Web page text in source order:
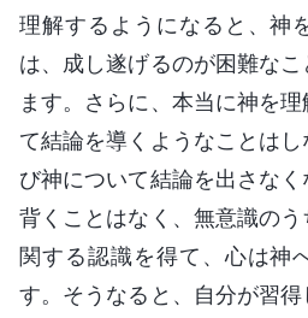
理解するようになると、神
は、成し遂げるのが困難な
ます。さらに、本当に神を
て結論を導くようなことは
び神について結論を出さな
背くことはなく、無意識の
関する認識を得て、心は神
す。そうなると、自分が習